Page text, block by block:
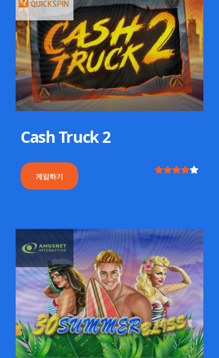
Cash Truck 2
게임하기